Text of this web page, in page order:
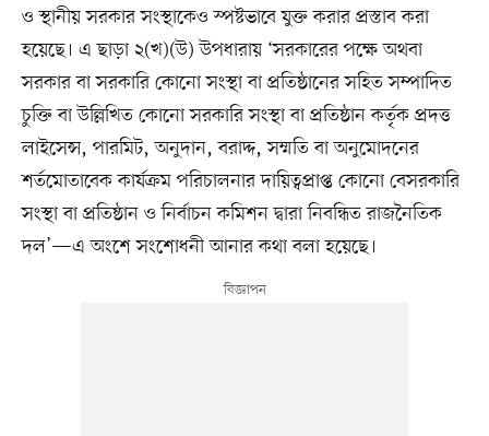
ও স্থানীয় সরকার সংস্থাকেও স্পষ্টভাবে যুক্ত করার প্রস্তাব করা
হয়েছে। এ ছাড়া ২(খ)(উ) উপধারায় ‘সরকারের পক্ষে অথবা
সরকার বা সরকারি কোনো সংস্থা বা প্রতিষ্ঠানের সহিত সম্পাদিত
চুক্তি বা উল্লিখিত কোনো সরকারি সংস্থা বা প্রতিষ্ঠান কর্তৃক প্রদত্ত
লাইসেন্স, পারমিট, অনুদান, বরাদ্দ, সম্মতি বা অনুমোদনের
শর্তমোতাবেক কার্যক্রম পরিচালনার দায়িত্বপ্রাপ্ত কোনো বেসরকারি
সংস্থা বা প্রতিষ্ঠান ও নির্বাচন কমিশন দ্বারা নিবন্ধিত রাজনৈতিক
দল’—এ অংশে সংশোধনী আনার কথা বলা হয়েছে।